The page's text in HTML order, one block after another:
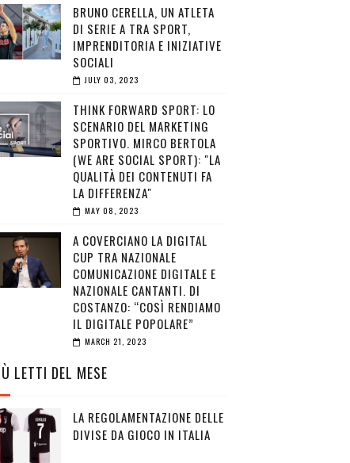
BRUNO CERELLA, UN ATLETA
DI SERIE A TRA SPORT,
IMPRENDITORIA E INIZIATIVE
SOCIALI
JULY 03, 2023
THINK FORWARD SPORT: LO
SCENARIO DEL MARKETING
SPORTIVO. MIRCO BERTOLA
(WE ARE SOCIAL SPORT): "LA
QUALITÀ DEI CONTENUTI FA
LA DIFFERENZA"
MAY 08, 2023
A COVERCIANO LA DIGITAL
CUP TRA NAZIONALE
COMUNICAZIONE DIGITALE E
NAZIONALE CANTANTI. DI
COSTANZO: “COSÌ RENDIAMO
IL DIGITALE POPOLARE”
MARCH 21, 2023
LETTI DEL MESE
LA REGOLAMENTAZIONE DELLE
DIVISE DA GIOCO IN ITALIA